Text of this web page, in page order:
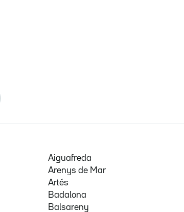
Aiguafreda
Arenys de Mar
Artés
Badalona
Balsareny